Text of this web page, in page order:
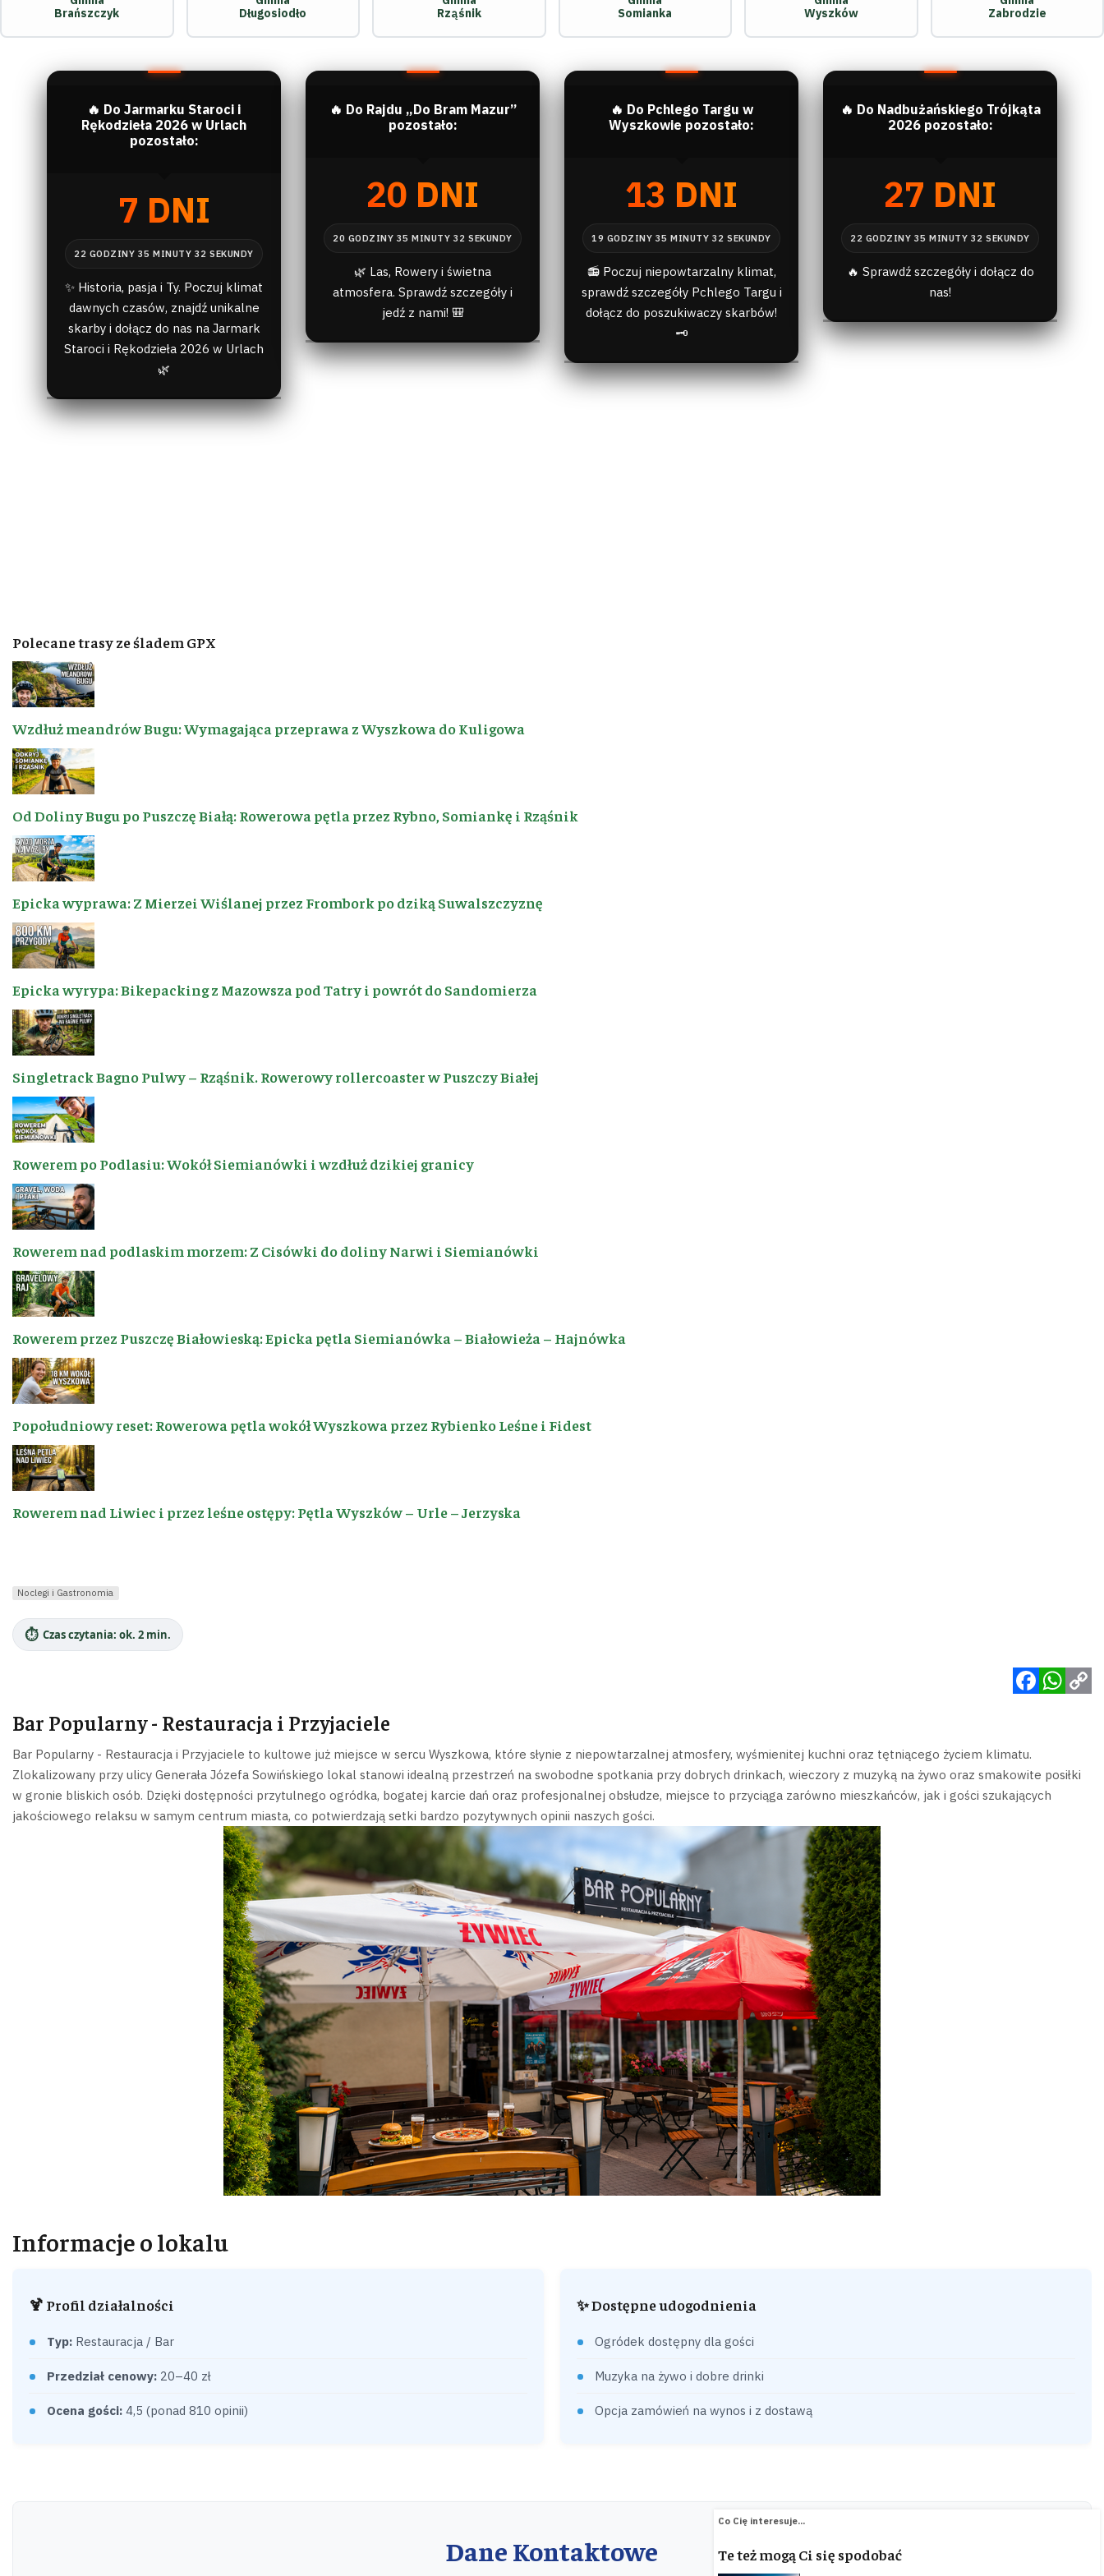
Brańszczyk
Długosiodło
Rząśnik
Somianka
Wyszków
Zabrodzie
🔥 Do Jarmarku Staroci i
Rękodzieła 2026 w Urlach
pozostało:
7 DNI
✨ Historia, pasja i Ty. Poczuj klimat
dawnych czasów, znajdź unikalne
skarby i dołącz do nas na Jarmark
Staroci i Rękodzieła 2026 w Urlach
🌿
🔥 Do Rajdu „Do Bram Mazur”
pozostało:
20 DNI
🌿 Las, Rowery i świetna
atmosfera. Sprawdź szczegóły i
jedź z nami! 🎒
🔥 Do Pchlego Targu w
Wyszkowie pozostało:
13 DNI
📻 Poczuj niepowtarzalny klimat,
sprawdź szczegóły Pchlego Targu i
dołącz do poszukiwaczy skarbów!
🗝️
🔥 Do Nadbużańskiego Trójkąta
2026 pozostało:
27 DNI
🔥 Sprawdź szczegóły i dołącz do
nas!
Polecane trasy ze śladem GPX
Wzdłuż meandrów Bugu: Wymagająca przeprawa z Wyszkowa do Kuligowa
Od Doliny Bugu po Puszczę Białą: Rowerowa pętla przez Rybno, Somiankę i Rząśnik
Epicka wyprawa: Z Mierzei Wiślanej przez Frombork po dziką Suwalszczyznę
Epicka wyrypa: Bikepacking z Mazowsza pod Tatry i powrót do Sandomierza
Singletrack Bagno Pulwy – Rząśnik. Rowerowy rollercoaster w Puszczy Białej
Rowerem po Podlasiu: Wokół Siemianówki i wzdłuż dzikiej granicy
Rowerem nad podlaskim morzem: Z Cisówki do doliny Narwi i Siemianówki
Rowerem przez Puszczę Białowieską: Epicka pętla Siemianówka – Białowieża – Hajnówka
Popołudniowy reset: Rowerowa pętla wokół Wyszkowa przez Rybienko Leśne i Fidest
Rowerem nad Liwiec i przez leśne ostępy: Pętla Wyszków – Urle – Jerzyska
Noclegi i Gastronomia
⏱️ Czas czytania: ok. 2 min.
Bar Popularny - Restauracja i Przyjaciele
Bar Popularny - Restauracja i Przyjaciele to kultowe już miejsce w sercu Wyszkowa, które słynie z niepowtarzalnej atmosfery, wyśmienitej kuchni oraz tętniącego życiem klimatu.
Zlokalizowany przy ulicy Generała Józefa Sowińskiego lokal stanowi idealną przestrzeń na swobodne spotkania przy dobrych drinkach, wieczory z muzyką na żywo oraz smakowite posiłki
w gronie bliskich osób. Dzięki dostępności przytulnego ogródka, bogatej karcie dań oraz profesjonalnej obsłudze, miejsce to przyciąga zarówno mieszkańców, jak i gości szukających
jakościowego relaksu w samym centrum miasta, co potwierdzają setki bardzo pozytywnych opinii naszych gości.
Informacje o lokalu
🍹 Profil działalności
Typ:Restauracja / Bar
Przedział cenowy:20–40 zł
Ocena gości:4,5 (ponad 810 opinii)
✨ Dostępne udogodnienia
Ogródek dostępny dla gości
Muzyka na żywo i dobre drinki
Opcja zamówień na wynos i z dostawą
Dane Kontaktowe
Co Cię interesuje...
Te też mogą Ci się spodobać